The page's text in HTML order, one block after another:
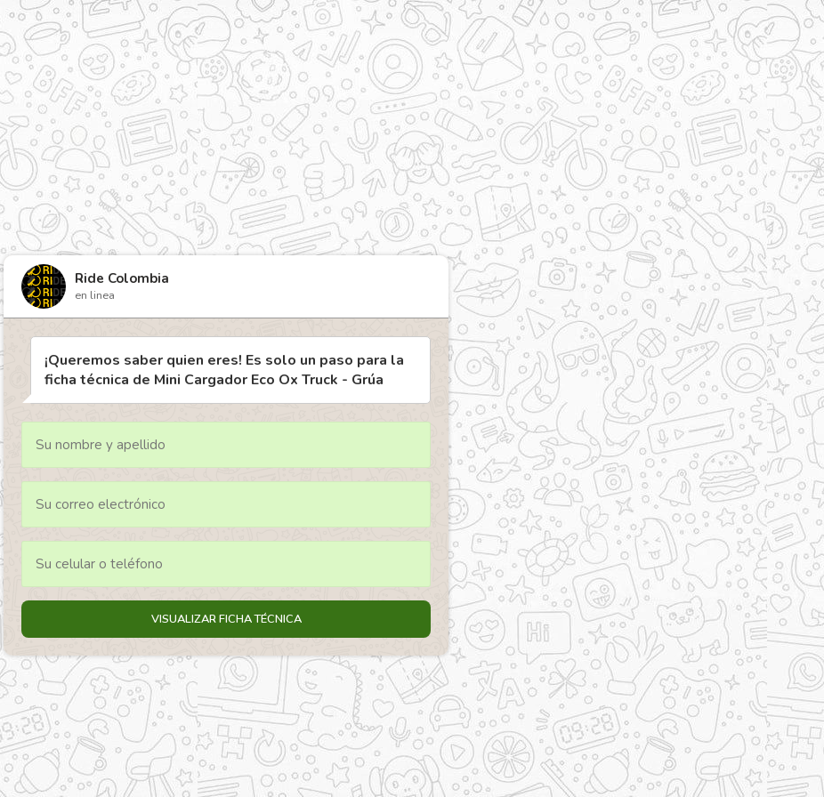
Ride Colombia
en linea
¡Queremos saber quien eres! Es solo un paso para la
ficha técnica de Mini Cargador Eco Ox Truck - Grúa